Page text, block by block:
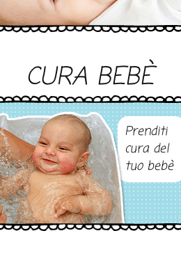
CURA BEBÈ
Prenditi
cura del
tuo bebè